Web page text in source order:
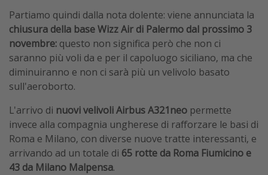
Partiamo quindi dalla nota dolente: viene annunciata la
chiusura della base Wizz Air di Palermo dal prossimo 3
novembre: questo non significa però che non ci
saranno più voli da e per il capoluogo siciliano, ma che
diminuiranno e non ci sarà più un velivolo basato
sull'aeroborto.
L'arrivo di nuovi velivoli Airbus A321neo permette
invece alla compagnia ungherese di rafforzare le basi di
Roma e Milano, con diverse nuove tratte interessanti, e
arrivando ad un totale di 65 rotte da Roma Fiumicino e
43 da Milano Malpensa.